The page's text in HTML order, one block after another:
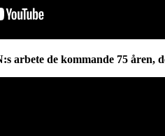
arbete de kommande 75 åren,